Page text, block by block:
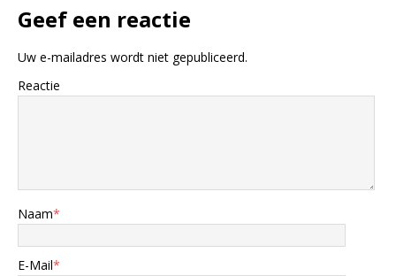
Geef een reactie
Uw e-mailadres wordt niet gepubliceerd.
Reactie
Naam*
E-Mail*